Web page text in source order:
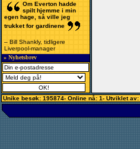
Om Everton hadde
spilt hjemme i min
egen hage, så ville jeg
trukket for gardinene
– Bill Shankly, tidligere
Liverpool-manager
» Nyhetsbrev
Unike besøk: 195874- Online nå: 1- Utviklet av: